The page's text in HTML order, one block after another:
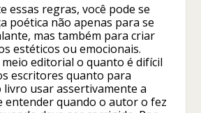
essas regras, você pode se
poética não apenas para se
mas também para criar
estéticos ou emocionais.
editorial o quanto é difícil
escritores quanto para
usar assertivamente a
entender quando o autor o fez